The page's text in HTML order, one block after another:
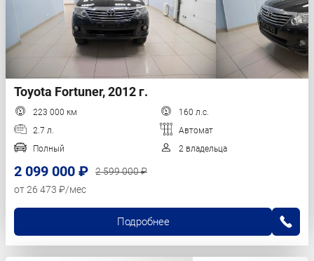
Toyota Fortuner, 2012 г.
223 000 км
160 л.с.
2.7 л.
Автомат
Полный
2 владельца
2 099 000 ₽
2 599 000 ₽
от 26 473 ₽/мес
Подробнее